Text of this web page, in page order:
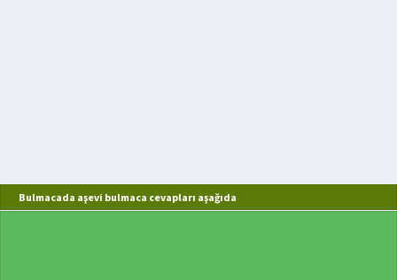
Bulmacada aşevi bulmaca cevapları aşağıda